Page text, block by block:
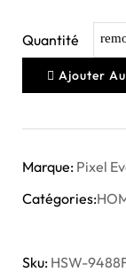
Quantité
Ajouter
Marque: Pixel
Catégories:
Sku: HSW-